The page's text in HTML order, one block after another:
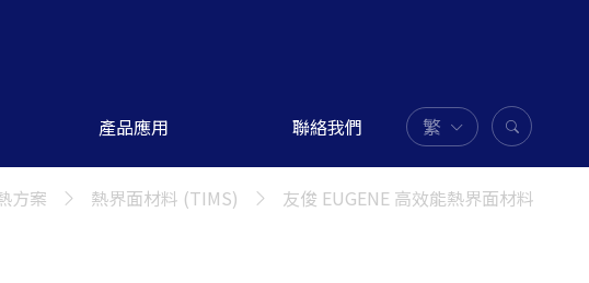
產品應用 聯絡我們 繁
方案 熱界面材料 (TIMS) 友俊 EUGENE 高效能熱界面材料